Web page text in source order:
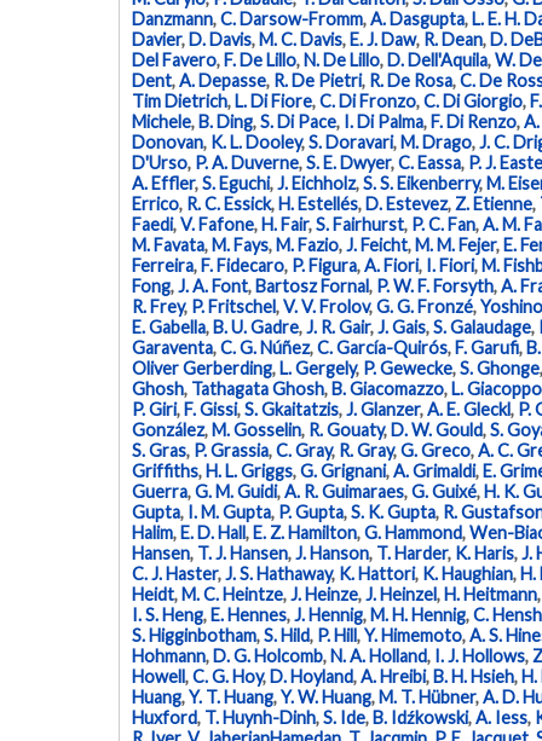
Danzmann,C. Darsow-Fromm,A. Dasgupta,L. E. H.
Davier,D. Davis,M. C. Davis,E. J. Daw, R. Dean,D.
Del Favero,F. De Lillo,N. De Lillo,D. Dell'Aquila,W.
Dent,A. Depasse, R. De Pietri, R. De Rosa,C. De
Tim Dietrich,L. Di Fiore,C. Di Fronzo,C. Di Giorgio,
Michele,B. Ding,S. Di Pace, I. Di Palma,F. Di Renzo,
Donovan, K. L. Dooley,S. Doravari,M. Drago,J. C.
D'Urso, P. A. Duverne,S. E. Dwyer,C. Eassa, P. J.
A. Effler,S. Eguchi,J. Eichholz,S. S. Eikenberry,M.
Errico, R. C. Essick,H. Estellés,D. Estevez, Z. Etienne,
Faedi,V. Fafone,H. Fair,S. Fairhurst, P. C. Fan,A. M.
M. Favata,M. Fays,M. Fazio,J. Feicht,M. M. Fejer,E.
Ferreira,F. Fidecaro, P. Figura,A. Fiori, I. Fiori,M.
Fong,J. A. Font,Bartosz Fornal, P. W. F. Forsyth,A.
R. Frey, P. Fritschel,V. V. Frolov,G. G. Fronzé,
E. Gabella,B. U. Gadre,J. R. Gair,J. Gais,S. Galaudage,
Garaventa,C. G. Núñez,C. García-Quirós,F. Garufi,
Oliver Gerberding,L. Gergely, P. Gewecke,S. Ghonge
Ghosh, Tathagata Ghosh,B. Giacomazzo,L. Giacoppo
P. Giri,F. Gissi,S. Gkaitatzis,J. Glanzer,A. E. Gleckl, P.
González,M. Gosselin, R. Gouaty,D. W. Gould,S.
S. Gras, P. Grassia,C. Gray, R. Gray,G. Greco,A. C.
Griffiths,H. L. Griggs,G. Grignani,A. Grimaldi,E.
Guerra,G. M. Guidi,A. R. Guimaraes,G. Guixé,H. K.
Gupta, I. M. Gupta, P. Gupta,S. K. Gupta, R.
Halim,E. D. Hall,E. Z. Hamilton,G. Hammond,Wen-
Hansen, T. J. Hansen,J. Hanson, T. Harder, K. Haris,J.
C. J. Haster,J. S. Hathaway, K. Hattori, K. Haughian,H.
Heidt,M. C. Heintze,J. Heinze,J. Heinzel,H. Heitmann
I. S. Heng,E. Hennes,J. Hennig,M. H. Hennig,C.
S. Higginbotham,S. Hild, P. Hill,Y. Himemoto,A. S.
Hohmann,D. G. Holcomb,N. A. Holland, I. J. Hollows,
Howell,C. G. Hoy,D. Hoyland,A. Hreibi,B. H. Hsieh,H.
Huang,Y. T. Huang,Y. W. Huang,M. T. Hübner,A. D.
Huxford, T. Huynh-Dinh,S. Ide,B. Idźkowski,A. Iess,